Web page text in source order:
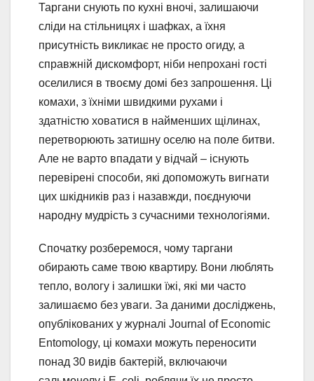
Таргани снують по кухні вночі, залишаючи
сліди на стільницях і шафках, а їхня
присутність викликає не просто огиду, а
справжній дискомфорт, ніби непрохані гості
оселилися в твоєму домі без запрошення. Ці
комахи, з їхніми швидкими рухами і
здатністю ховатися в найменших щілинах,
перетворюють затишну оселю на поле битви.
Але не варто впадати у відчай – існують
перевірені способи, які допоможуть вигнати
цих шкідників раз і назавжди, поєднуючи
народну мудрість з сучасними технологіями.
Спочатку розберемося, чому таргани
обирають саме твою квартиру. Вони люблять
тепло, вологу і залишки їжі, які ми часто
залишаємо без уваги. За даними досліджень,
опублікованих у журналі Journal of Economic
Entomology, ці комахи можуть переносити
понад 30 видів бактерій, включаючи